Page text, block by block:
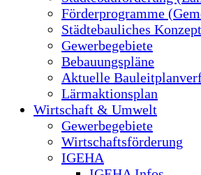
Förderprogramme
Städtebauliches Konzept
Gewerbegebiete
Bebauungspläne
Aktuelle
Lärmaktionsplan
Wirtschaft & Umwelt
Gewerbegebiete
Wirtschaftsförderung
IGEHA